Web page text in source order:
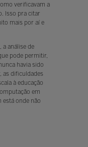
verificavam a
Isso pra citar
mais por aí e
a análise de
pode permitir,
havia sido
as dificuldades
à educação
em
está onde não